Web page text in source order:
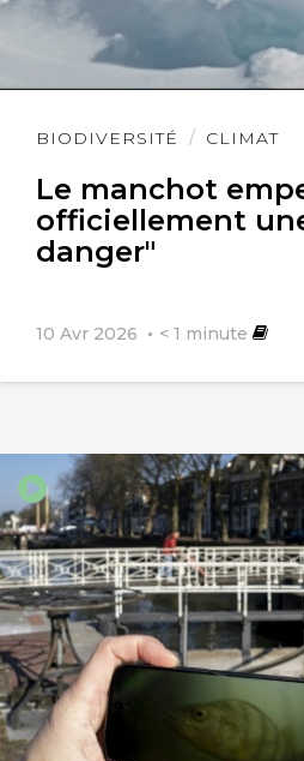
BIODIVERSITÉ CLIMAT
Le manchot
officiellement
danger"
10 Avr 2026 < 1 minute
Lire